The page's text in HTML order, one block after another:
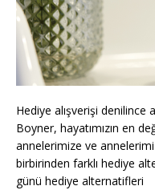
Hediye alışverişi
Boyner, hayatımızın en
annelerimize ve
birbirinden farklı hediye
günü hediye alternatifleri